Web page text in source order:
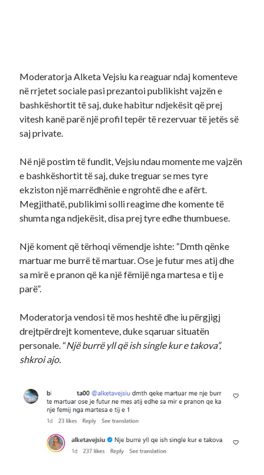
Moderatorja Alketa Vejsiu ka reaguar ndaj komenteve
në rrjetet sociale pasi prezantoi publikisht vajzën e
bashkëshortit të saj, duke habitur ndjekësit që prej
vitesh kanë parë një profil tepër të rezervuar të jetës së
saj private.
Në një postim të fundit, Vejsiu ndau momente me vajzën
e bashkëshortit të saj, duke treguar se mes tyre
ekziston një marrëdhënie e ngrohtë dhe e afërt.
Megjithatë, publikimi solli reagime dhe komente të
shumta nga ndjekësit, disa prej tyre edhe thumbuese.
Një koment që tërhoqi vëmendje ishte: “Dmth qënke
martuar me burrë të martuar. Ose je futur mes atij dhe
sa mirë e pranon që ka një fëmijë nga martesa e tij e
parë”.
Moderatorja vendosi të mos heshtë dhe iu përgjigj
drejtpërdrejt komenteve, duke sqaruar situatën
personale. “Një burrë yll që ish single kur e takova”,
shkroi ajo.